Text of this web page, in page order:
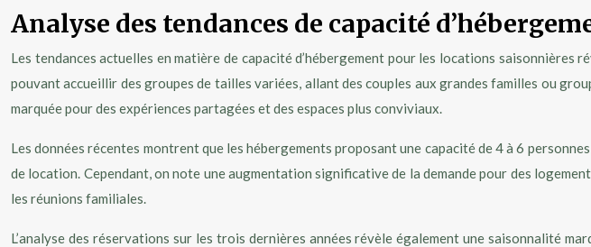
Analyse des tendances de capacité
Les tendances actuelles en matière de capacité d’hébergement pour les locations
pouvant accueillir des groupes de tailles variées, allant des couples aux grandes familles ou
marquée pour des expériences partagées et des espaces plus conviviaux.
Les données récentes montrent que les hébergements proposant une capacité de 4 à 6
de location. Cependant, on note une augmentation significative de la demande pour des
les réunions familiales.
L’analyse des réservations sur les trois dernières années révèle également une saisonnalité